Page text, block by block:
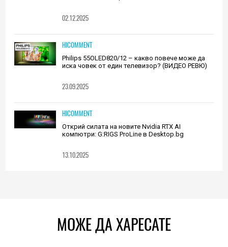
02.12.2025
HICOMMENT
Philips 55OLED820/12 – какво повече може да
иска човек от един телевизор? (ВИДЕО РЕВЮ)
23.09.2025
HICOMMENT
Открий силата на новите Nvidia RTX AI
компютри: G:RIGS ProLine в Desktop.bg
13.10.2025
МОЖЕ ДА ХАРЕСАТЕ